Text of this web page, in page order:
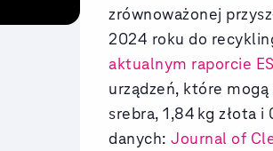
zrównoważonej
2024 roku do
aktualnym raporcie
urządzeń, które
srebra, 1,84 kg złota i
danych: Journal of